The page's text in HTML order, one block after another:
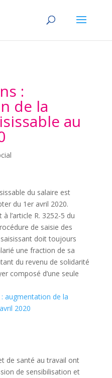
:
de la
au
du salaire est
du 1er avril 2020.
l’article R. 3252-5 du
de saisie des
doit toujours
une fraction de sa
du revenu de solidarité
composé d’une seule
augmentation de la
2020
de santé au travail ont
de sensibilisation et